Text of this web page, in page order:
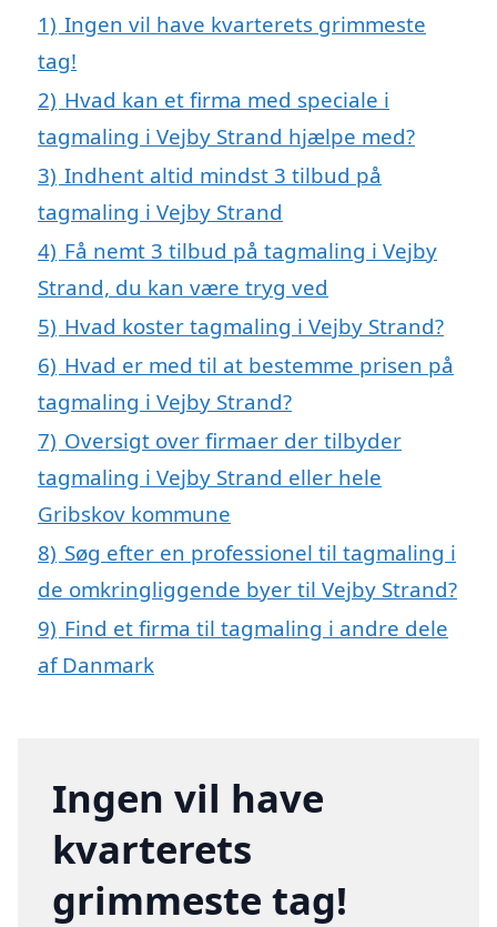
1) Ingen vil have kvarterets grimmeste
tag!
2) Hvad kan et firma med speciale i
tagmaling i Vejby Strand hjælpe med?
3) Indhent altid mindst 3 tilbud på
tagmaling i Vejby Strand
4) Få nemt 3 tilbud på tagmaling i Vejby
Strand, du kan være tryg ved
5) Hvad koster tagmaling i Vejby Strand?
6) Hvad er med til at bestemme prisen på
tagmaling i Vejby Strand?
7) Oversigt over firmaer der tilbyder
tagmaling i Vejby Strand eller hele
Gribskov kommune
8) Søg efter en professionel til tagmaling i
de omkringliggende byer til Vejby Strand?
9) Find et firma til tagmaling i andre dele
af Danmark
Ingen vil have
kvarterets
grimmeste tag!